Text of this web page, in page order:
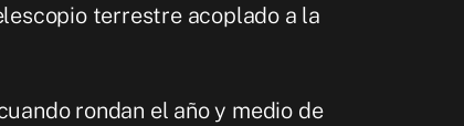
terrestre acoplado a la
rondan el año y medio de